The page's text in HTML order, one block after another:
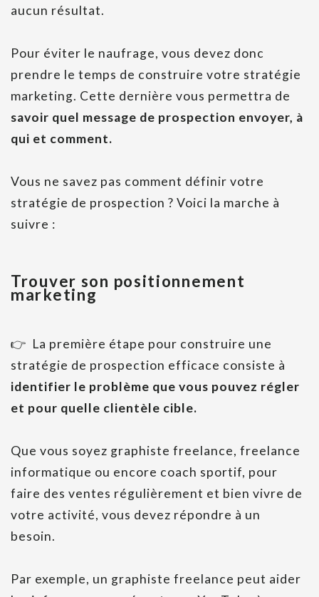
aucun résultat.
Pour éviter le naufrage, vous devez donc
prendre le temps de construire votre stratégie
marketing. Cette dernière vous permettra de
savoir quel message de prospection envoyer, à
qui et comment.
Vous ne savez pas comment définir votre
stratégie de prospection ? Voici la marche à
suivre :
Trouver son positionnement
marketing
👉 La première étape pour construire une
stratégie de prospection efficace consiste à
identifier le problème que vous pouvez régler
et pour quelle clientèle cible.
Que vous soyez graphiste freelance, freelance
informatique ou encore coach sportif, pour
faire des ventes régulièrement et bien vivre de
votre activité, vous devez répondre à un
besoin.
Par exemple, un graphiste freelance peut aider